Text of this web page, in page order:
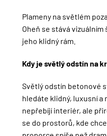
Plameny na světlém
Oheň se stává
jeho klidný rám.
Kdy je světlý odstín na
Světlý odstín betonové
hledáte klidný, luxusní a
nepřebíjí interiér, ale
se do prostorů, kde